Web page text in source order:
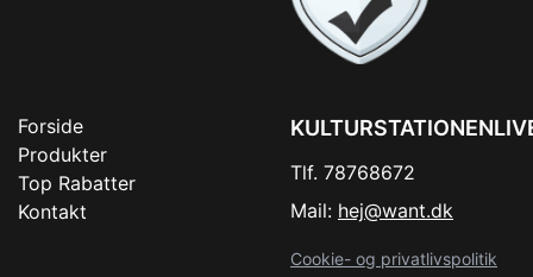
Forside
Produkter
Top Rabatter
Kontakt
Tlf. 78768672
Mail: hej@want.dk
Cookie- og privatlivspolitik